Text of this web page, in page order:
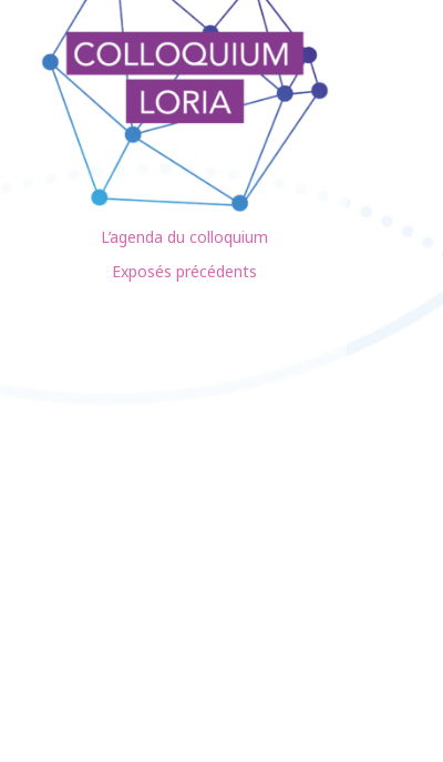
L’agenda du colloquium
Exposés précédents